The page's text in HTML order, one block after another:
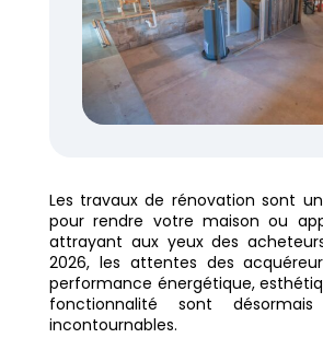
Les travaux de rénovation sont
pour rendre votre maison ou
attrayant aux yeux des
2026, les attentes des
performance énergétique,
fonctionnalité sont
incontournables.